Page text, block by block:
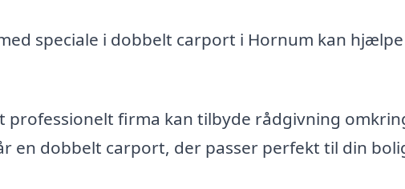
speciale i dobbelt carport i Hornum kan
professionelt firma kan tilbyde rådgivning
en dobbelt carport, der passer perfekt til din